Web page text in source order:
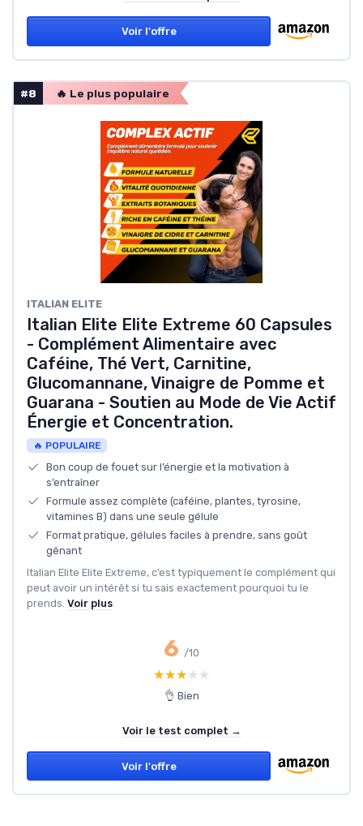
Voir l'offre
#8 🔥 Le plus populaire
ITALIAN ELITE
Italian Elite Elite Extreme 60 Capsules
- Complément Alimentaire avec
Caféine, Thé Vert, Carnitine,
Glucomannane, Vinaigre de Pomme et
Guarana - Soutien au Mode de Vie Actif
Énergie et Concentration.
🔥 POPULAIRE
Bon coup de fouet sur l’énergie et la motivation à
s’entraîner
Formule assez complète (caféine, plantes, tyrosine,
vitamines B) dans une seule gélule
Format pratique, gélules faciles à prendre, sans goût
gênant
Italian Elite Elite Extreme, c’est typiquement le complément qui
peut avoir un intérêt si tu sais exactement pourquoi tu le
prends. Voir plus
6 /10
★★★★★
★★★★★
👌 Bien
Voir le test complet →
Voir l'offre